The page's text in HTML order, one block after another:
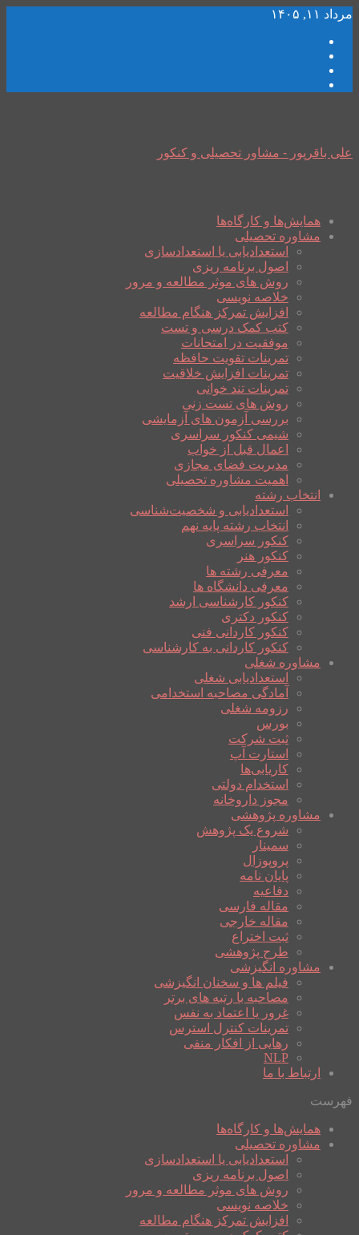
مرداد ۱۱, ۱۴۰۵
علی باقرپور - مشاور تحصیلی و کنکور
همایش‌ها و کارگاه‌ها
مشاوره تحصیلی
استعدادیابی یا استعدادسازی
اصول برنامه ریزی
روش های موثر مطالعه و مرور
خلاصه نویسی
افزایش تمرکز هنگام مطالعه
کتب کمک درسی و تست
موفقیت در امتحانات
تمرینات تقویت حافظه
تمرینات افزایش خلاقیت
تمرینات تند خوانی
روش های تست زنی
بررسی آزمون های آزمایشی
شیمی کنکور سراسری
اعمال قبل از خواب
مدیریت فضای مجازی
اهمیت مشاوره تحصیلی
انتخاب رشته
استعدادیابی و شخصیت‌شناسی
انتخاب رشته پایه نهم
کنکور سراسری
کنکور هنر
معرفی رشته ها
معرفی دانشگاه ها
کنکور کارشناسی ارشد
کنکور دکتری
کنکور کاردانی فنی
کنکور کاردانی به کارشناسی
مشاوره شغلی
استعدادیابی شغلی
آمادگی مصاحبه استخدامی
رزومه شغلی
بورس
ثبت شرکت
استارت آپ
کاریابی‌ها
استخدام دولتی
مجوز داروخانه
مشاوره پژوهشی
شروع یک پژوهش
سمینار
پروپوزال
پایان نامه
دفاعیه
مقاله فارسی
مقاله خارجی
ثبت اختراع
طرح پژوهشی
مشاوره انگیزشی
فیلم ها و سخنان انگیزشی
مصاحبه با رتبه های برتر
غرور یا اعتماد به نفس
تمرینات کنترل استرس
رهایی از افکار منفی
NLP
ارتباط با ما
فهرست
همایش‌ها و کارگاه‌ها
مشاوره تحصیلی
استعدادیابی یا استعدادسازی
اصول برنامه ریزی
روش های موثر مطالعه و مرور
خلاصه نویسی
افزایش تمرکز هنگام مطالعه